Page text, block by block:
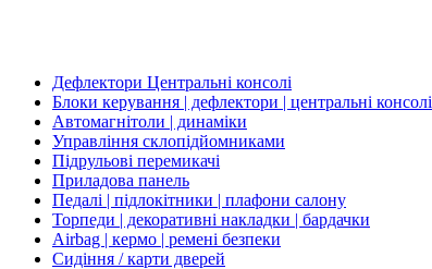
Дефлектори Центральні консолі
Блоки керування | дефлектори | центральні консолі
Автомагнітоли | динаміки
Управління склопідйомниками
Підрульові перемикачі
Приладова панель
Педалі | підлокітники | плафони салону
Торпеди | декоративні накладки | бардачки
Airbag | кермо | ремені безпеки
Сидіння / карти дверей